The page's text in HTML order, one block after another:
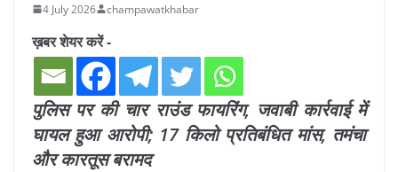
4 July 2026 champawatkhabar
ख़बर शेयर करें -
पुलिस पर की चार राउंड फायरिंग, जवाबी कार्रवाई में
घायल हुआ आरोपी; 17 किलो प्रतिबंधित मांस, तमंचा
और कारतूस बरामद